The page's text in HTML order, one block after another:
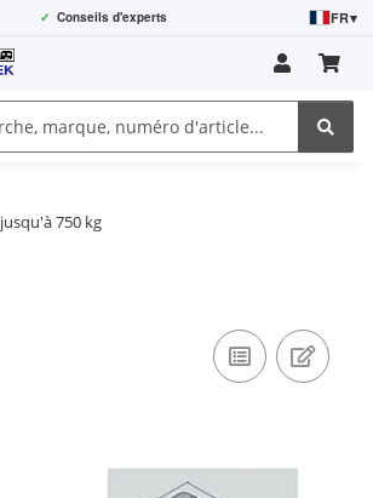
✓ Conseils d'experts FR▾
jusqu'à 750 kg